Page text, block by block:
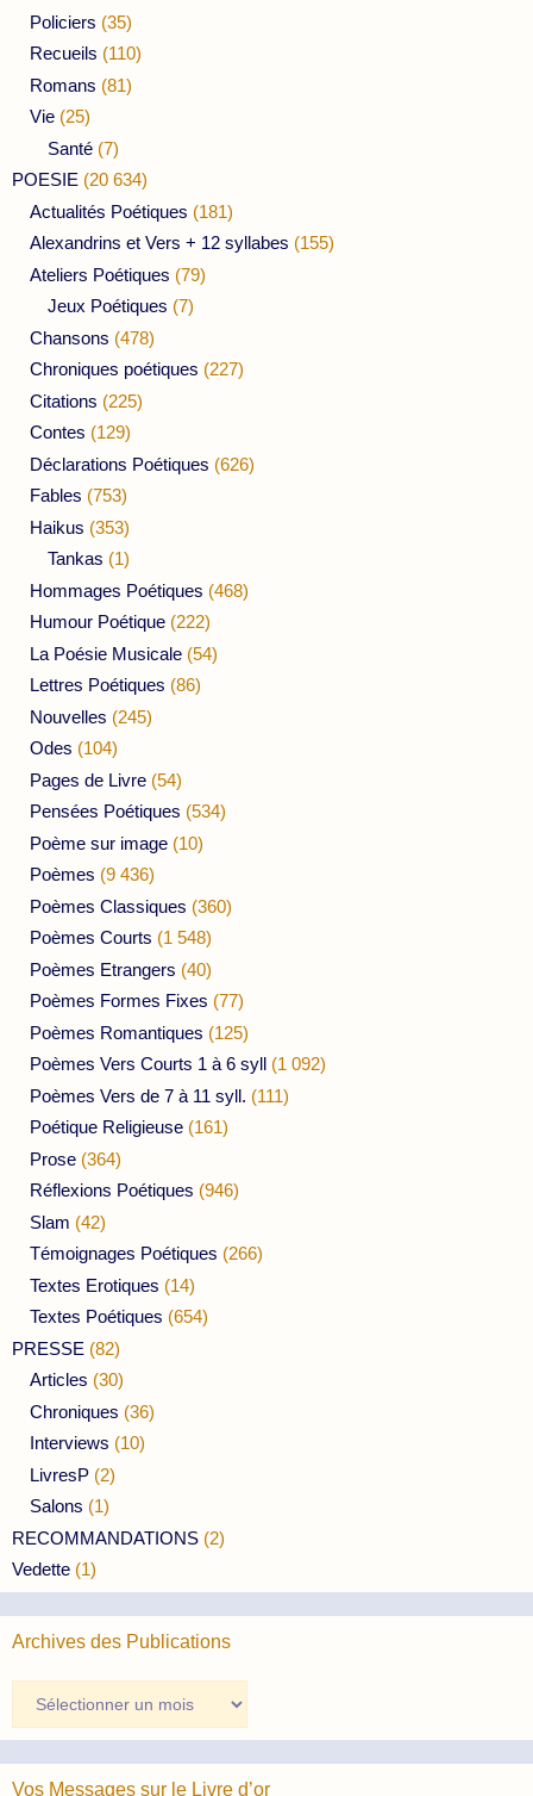
Policiers (35)
Recueils (110)
Romans (81)
Vie (25)
Santé (7)
POESIE (20 634)
Actualités Poétiques (181)
Alexandrins et Vers + 12 syllabes (155)
Ateliers Poétiques (79)
Jeux Poétiques (7)
Chansons (478)
Chroniques poétiques (227)
Citations (225)
Contes (129)
Déclarations Poétiques (626)
Fables (753)
Haikus (353)
Tankas (1)
Hommages Poétiques (468)
Humour Poétique (222)
La Poésie Musicale (54)
Lettres Poétiques (86)
Nouvelles (245)
Odes (104)
Pages de Livre (54)
Pensées Poétiques (534)
Poème sur image (10)
Poèmes (9 436)
Poèmes Classiques (360)
Poèmes Courts (1 548)
Poèmes Etrangers (40)
Poèmes Formes Fixes (77)
Poèmes Romantiques (125)
Poèmes Vers Courts 1 à 6 syll (1 092)
Poèmes Vers de 7 à 11 syll. (111)
Poétique Religieuse (161)
Prose (364)
Réflexions Poétiques (946)
Slam (42)
Témoignages Poétiques (266)
Textes Erotiques (14)
Textes Poétiques (654)
PRESSE (82)
Articles (30)
Chroniques (36)
Interviews (10)
LivresP (2)
Salons (1)
RECOMMANDATIONS (2)
Vedette (1)
Archives des Publications
des
Publications
Vos Messages sur le Livre d’or